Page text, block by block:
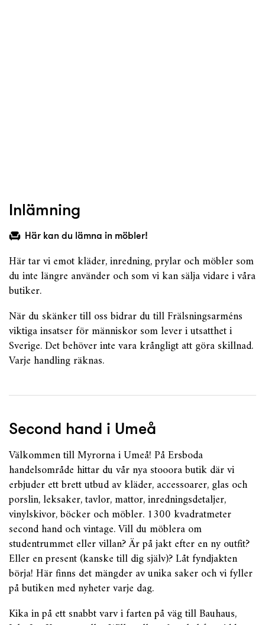
Inlämning
Här kan du lämna in möbler!
Här tar vi emot kläder, inredning, prylar och möbler som
du inte längre använder och som vi kan sälja vidare i våra
butiker.
När du skänker till oss bidrar du till Frälsningsarméns
viktiga insatser för människor som lever i utsatthet i
Sverige. Det behöver inte vara krångligt att göra skillnad.
Varje handling räknas.
Second hand i Umeå
Välkommen till Myrorna i Umeå! På Ersboda
handelsområde hittar du vår nya stooora butik där vi
erbjuder ett brett utbud av kläder, accessoarer, glas och
porslin, leksaker, tavlor, mattor, inredningsdetaljer,
vinylskivor, böcker och möbler. 1300 kvadratmeter
second hand och vintage. Vill du möblera om
studentrummet eller villan? Är på jakt efter en ny outfit?
Eller en present (kanske till dig själv)? Låt fyndjakten
börja! Här finns det mängder av unika saker och vi fyller
på butiken med nyheter varje dag.
Kika in på ett snabbt varv i farten på väg till Bauhaus,